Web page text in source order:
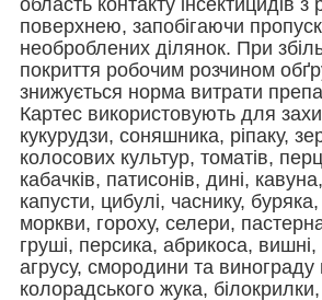
поверхнею, запобігаючи
необроблених ділянок. При
покриття робочим розчином
знижується норма витрати
Картес використовують для
кукурудзи, соняшника, ріпаку,
колосових культур, томатів,
кабачків, патисонів, дині,
капусти, цибулі, часнику,
моркви, гороху, селери,
груші, персика, абрикоса,
агрусу, смородини та винограду
колорадського жука,